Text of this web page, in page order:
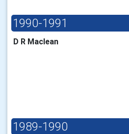
1990-1991
D R Maclean
1989-1990